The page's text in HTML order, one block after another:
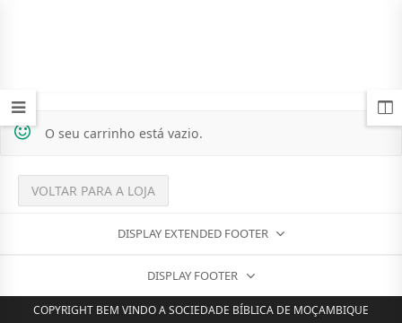
O seu carrinho está vazio.
VOLTAR PARA A LOJA
DISPLAY EXTENDED FOOTER
DISPLAY FOOTER
COPYRIGHT BEM VINDO A SOCIEDADE BÍBLICA DE MOÇAMBIQUE